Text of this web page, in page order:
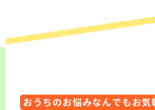
おうちのお悩みなんでもお気